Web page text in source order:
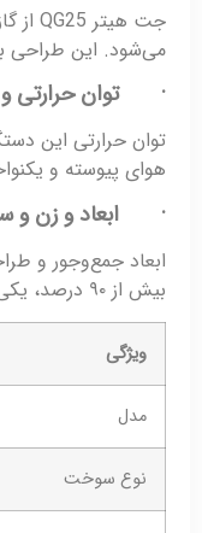
می‌شود. این طراحی
· توان حرارتی و
هوای پیوسته و
· ابعاد و زن و
بیش از ۹۰ درصد، یکی از پربازده‌ترین هیترهای صنعتی در رده خود محسوب می‌شود.
ویژگی
مدل
نوع سوخت